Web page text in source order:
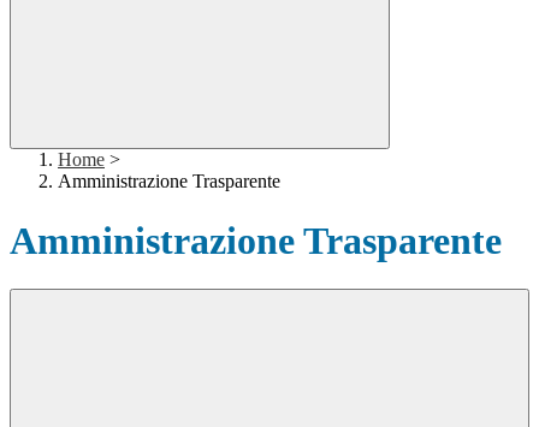
Home >
Amministrazione Trasparente
Amministrazione Trasparente